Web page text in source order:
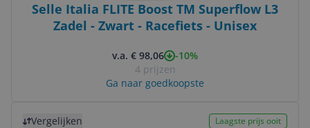
Selle Italia FLITE Boost TM Superflow L3
Zadel - Zwart - Racefiets - Unisex
v.a. € 98,06
-10%
4 prijzen
Ga naar goedkoopste
Vergelijken Laagste prijs ooit